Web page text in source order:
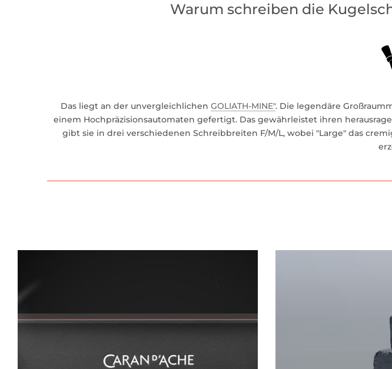
Warum schreiben die
Das liegt an der unvergleichlichen GOLIATH-MINE". Die legendäre
einem Hochpräzisionsautomaten gefertigt. Das gewährleistet ihren
gibt sie in drei verschiedenen Schreibbreiten F/M/L, wobei "Large" das